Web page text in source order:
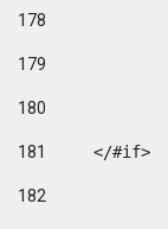
178
179
180
181
	</#if>
182